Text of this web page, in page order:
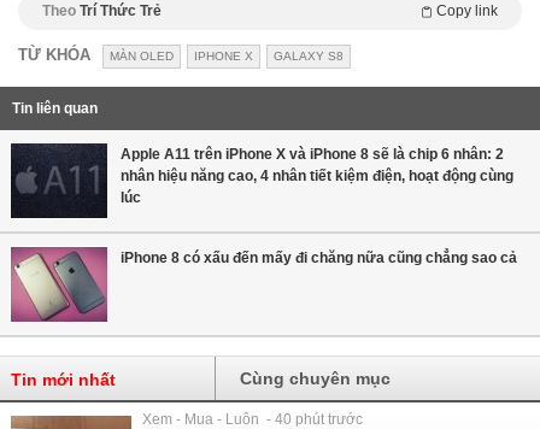
Theo Trí Thức Trẻ Copy link
TỪ KHÓA MÀN OLED IPHONE X GALAXY S8
Tin liên quan
Apple A11 trên iPhone X và iPhone 8 sẽ là chip 6 nhân: 2
nhân hiệu năng cao, 4 nhân tiết kiệm điện, hoạt động cùng
lúc
iPhone 8 có xấu đến mấy đi chăng nữa cũng chẳng sao cả
Tin mới nhất Cùng chuyên mục
Xem - Mua - Luôn - 40 phút trước